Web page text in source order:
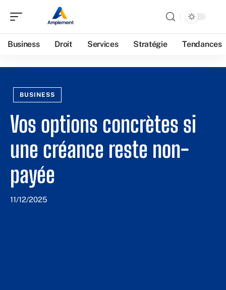
Business Droit Services Stratégie Tendances
BUSINESS
Vos options concrètes si
une créance reste non-
payée
11/12/2025